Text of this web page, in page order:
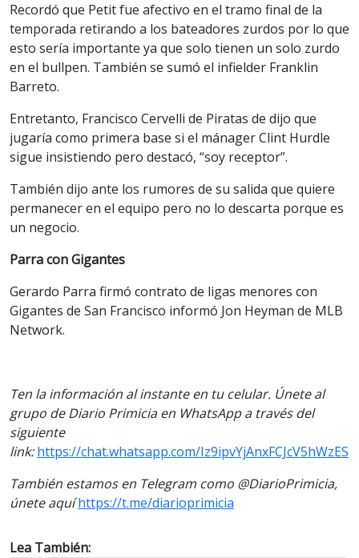
Recordó que Petit fue afectivo en el tramo final de la
temporada retirando a los bateadores zurdos por lo que
esto sería importante ya que solo tienen un solo zurdo
en el bullpen. También se sumó el infielder Franklin
Barreto.
Entretanto, Francisco Cervelli de Piratas de dijo que
jugaría como primera base si el mánager Clint Hurdle
sigue insistiendo pero destacó, “soy receptor”.
También dijo ante los rumores de su salida que quiere
permanecer en el equipo pero no lo descarta porque es
un negocio.
Parra con Gigantes
Gerardo Parra firmó contrato de ligas menores con
Gigantes de San Francisco informó Jon Heyman de MLB
Network.
Ten la información al instante en tu celular. Únete al
grupo de Diario Primicia en WhatsApp a través del
siguiente
link:https://chat.whatsapp.com/Iz9ipvYjAnxFCJcV5hWzES
También estamos en Telegram como @DiarioPrimicia,
únete aquí https://t.me/diarioprimicia
Lea También: